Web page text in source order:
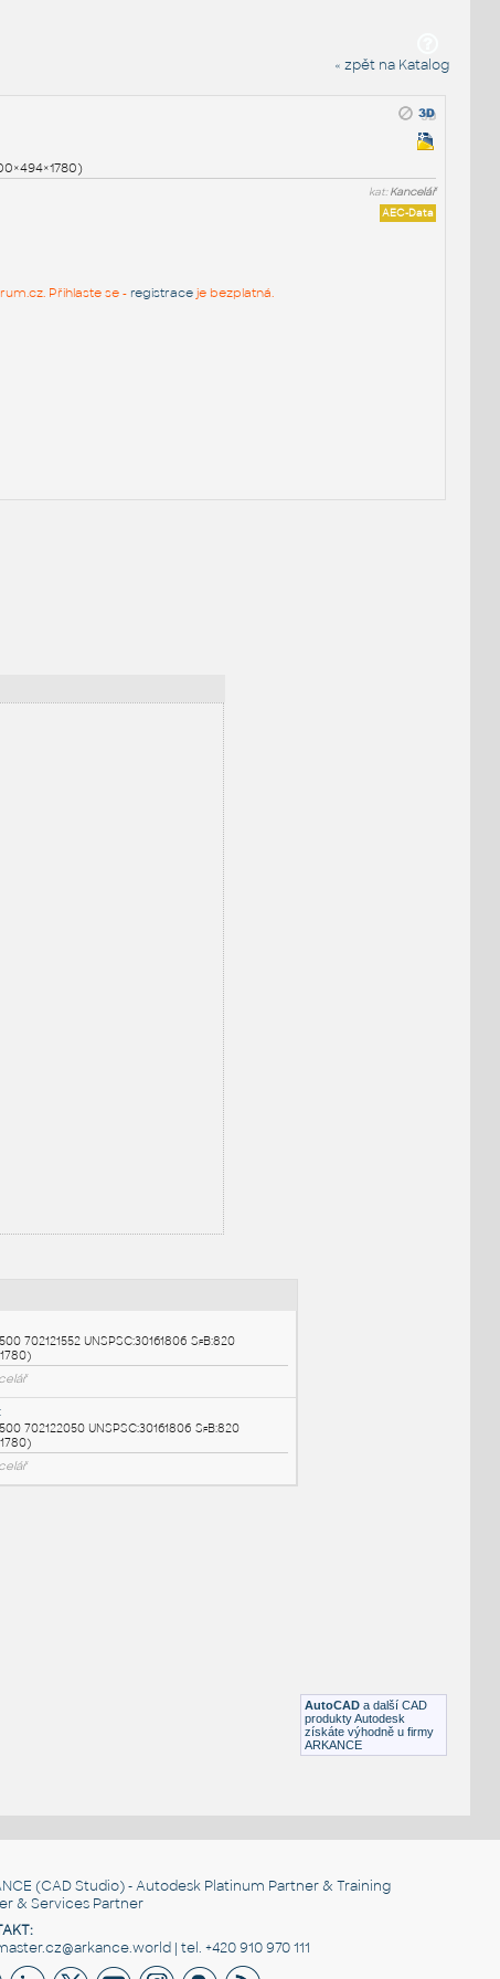
« zpět na Katalog
kat:Kancelář
AEC-Data
Přihlaste se - registraceje bezplatná.
AutoCAD a další CAD
produkty Autodesk
získáte výhodně u firmy
ARKANCE
(CAD Studio) - Autodesk Platinum Partner & Training
& Services Partner
| tel. +420 910 970 111